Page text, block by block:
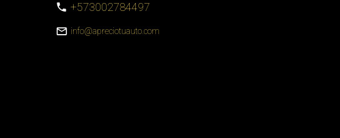
+573002784497
info@apreciotuauto.com